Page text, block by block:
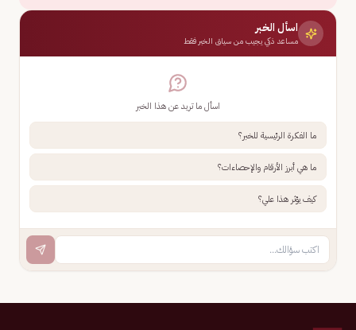
اسأل الخبر
مساعد ذكي يجيب من سياق الخبر فقط
اسأل ما تريد عن هذا الخبر
ما الفكرة الرئيسية للخبر؟
ما هي أبرز الأرقام والإحصاءات؟
كيف يؤثر هذا علي؟